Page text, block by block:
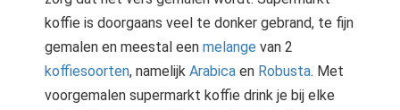
koffie is doorgaans veel te donker gebrand, te fijn
gemalen en meestal een melange van 2
koffiesoorten, namelijk Arabica en Robusta. Met
voorgemalen supermarkt koffie drink je bij elke